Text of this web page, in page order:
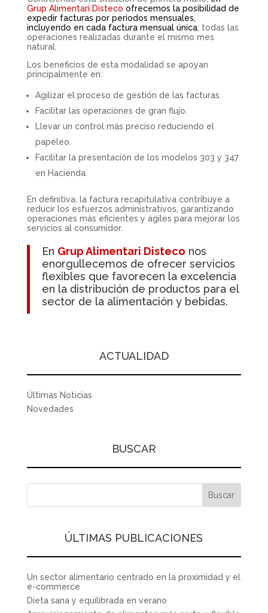
Grup Alimentari Disteco ofrecemos la posibilidad de
expedir facturas por periodos mensuales,
incluyendo en cada factura mensual única, todas las
operaciones realizadas durante el mismo mes
natural.
Los beneficios de esta modalidad se apoyan
principalmente en:
Agilizar el proceso de gestión de las facturas.
Facilitar las operaciones de gran flujo.
Llevar un control más preciso reduciendo el
papeleo.
Facilitar la presentación de los modelos 303 y 347
en Hacienda.
En definitiva, la factura recapitulativa contribuye a
reducir los esfuerzos administrativos, garantizando
operaciones más eficientes y ágiles para mejorar los
servicios al consumidor.
En Grup Alimentari Disteco nos
enorgullecemos de ofrecer servicios
flexibles que favorecen la excelencia
en la distribución de productos para el
sector de la alimentación y bebidas.
ACTUALIDAD
Últimas Noticias
Novedades
BUSCAR
ÚLTIMAS PUBLICACIONES
Un sector alimentario centrado en la proximidad y el
e-commerce
Dieta sana y equilibrada en verano